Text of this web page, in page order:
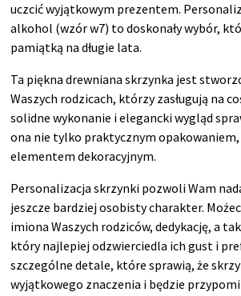
uczcić wyjątkowym prezentem.
alkohol (wzór w7) to doskonały wybór,
pamiątką na długie lata.
Ta piękna drewniana skrzynka jest
Waszych rodzicach, którzy zasługują na
solidne wykonanie i elegancki wygląd
ona nie tylko praktycznym
elementem dekoracyjnym.
Personalizacja skrzynki pozwoli Wam
jeszcze bardziej osobisty charakter.
imiona Waszych rodziców, dedykację, a
który najlepiej odzwierciedla ich gust i
szczególne detale, które sprawią, że
wyjątkowego znaczenia i będzie